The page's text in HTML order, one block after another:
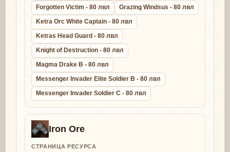
Forgotten Victim - 80 лвл
Grazing Windsus - 80 лвл
Ketra Orc White Captain - 80 лвл
Ketras Head Guard - 80 лвл
Knight of Destruction - 80 лвл
Magma Drake B - 80 лвл
Messenger Invader Elite Soldier B - 80 лвл
Messenger Invader Soldier C - 80 лвл
Iron Ore
СТРАНИЦА РЕСУРСА